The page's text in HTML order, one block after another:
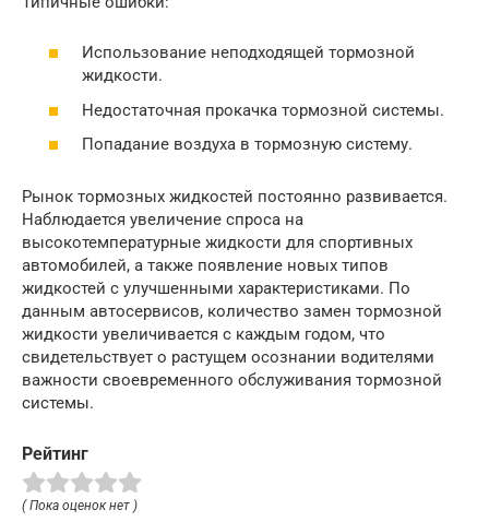
Использование неподходящей тормозной
жидкости.
Недостаточная прокачка тормозной системы.
Попадание воздуха в тормозную систему.
Рынок тормозных жидкостей постоянно развивается.
Наблюдается увеличение спроса на
высокотемпературные жидкости для спортивных
автомобилей, а также появление новых типов
жидкостей с улучшенными характеристиками. По
данным автосервисов, количество замен тормозной
жидкости увеличивается с каждым годом, что
свидетельствует о растущем осознании водителями
важности своевременного обслуживания тормозной
системы.
Рейтинг
( Пока оценок нет )